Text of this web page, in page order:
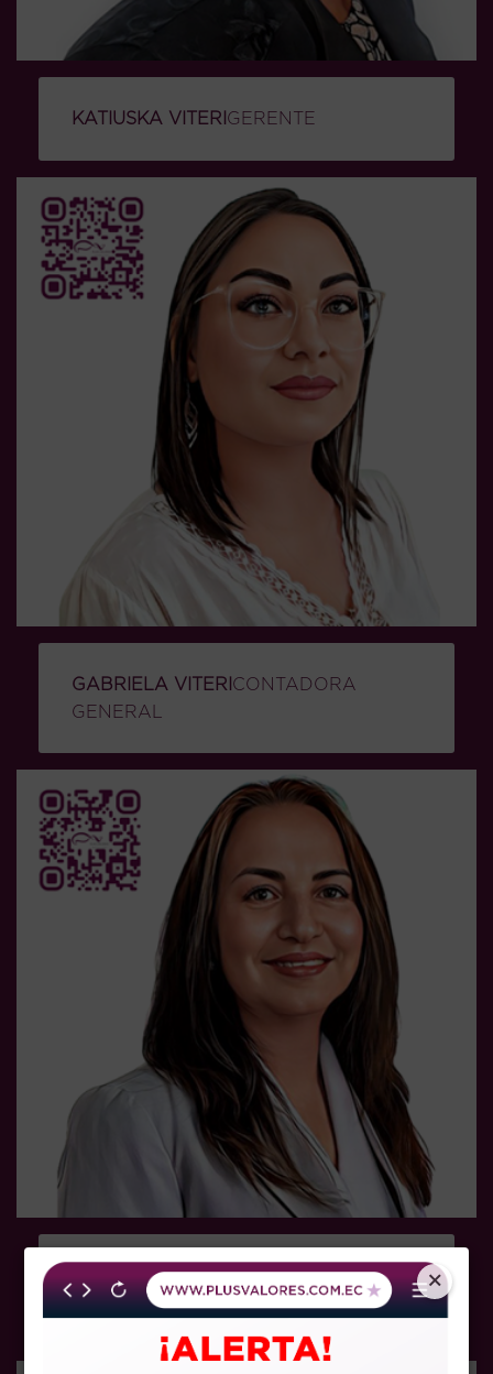
KATIUSKA VITERI GERENTE
GABRIELA VITERI CONTADORA
GENERAL
GINNA CRESPOOFICINA DE
NEGOCIOS
×